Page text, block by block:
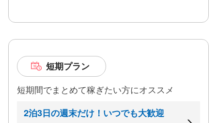
短期プラン
短期間でまとめて稼ぎたい方にオススメ
2泊3日の週末だけ！いつでも大歓迎